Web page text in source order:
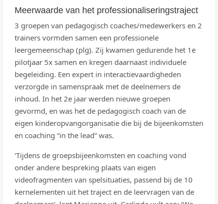
Meerwaarde van het professionaliseringstraject
3 groepen van pedagogisch coaches/medewerkers en 2
trainers vormden samen een professionele
leergemeenschap (plg). Zij kwamen gedurende het 1e
pilotjaar 5x samen en kregen daarnaast individuele
begeleiding. Een expert in interactievaardigheden
verzorgde in samenspraak met de deelnemers de
inhoud. In het 2e jaar werden nieuwe groepen
gevormd, en was het de pedagogisch coach van de
eigen kinderopvangorganisatie die bij de bijeenkomsten
en coaching “in the lead” was.
‘Tijdens de groepsbijeenkomsten en coaching vond
onder andere bespreking plaats van eigen
videofragmenten van spelsituaties, passend bij de 10
kernelementen uit het traject en de leervragen van de